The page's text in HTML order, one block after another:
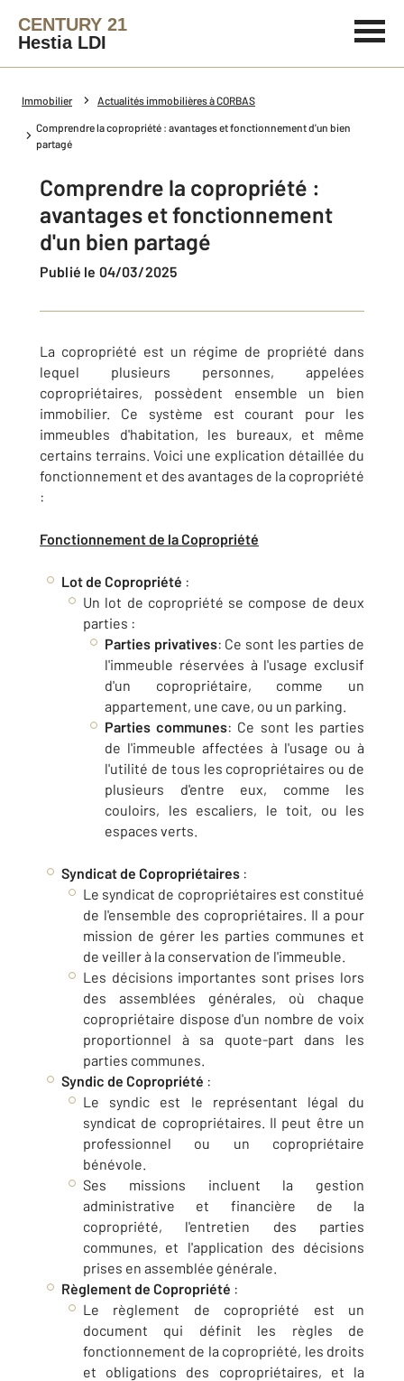
CENTURY 21
Hestia LDI
Immobilier Actualités immobilières à CORBAS
Comprendre la copropriété : avantages et fonctionnement d'un bien
partagé
Comprendre la copropriété :
avantages et fonctionnement
d'un bien partagé
Publié le 04/03/2025
La copropriété est un régime de propriété dans
lequel plusieurs personnes, appelées
copropriétaires, possèdent ensemble un bien
immobilier. Ce système est courant pour les
immeubles d'habitation, les bureaux, et même
certains terrains. Voici une explication détaillée du
fonctionnement et des avantages de la copropriété
:
Fonctionnement de la Copropriété
Lot de Copropriété :
Un lot de copropriété se compose de deux
parties :
Parties privatives: Ce sont les parties de
l'immeuble réservées à l'usage exclusif
d'un copropriétaire, comme un
appartement, une cave, ou un parking.
Parties communes: Ce sont les parties
de l'immeuble affectées à l'usage ou à
l'utilité de tous les copropriétaires ou de
plusieurs d'entre eux, comme les
couloirs, les escaliers, le toit, ou les
espaces verts.
Syndicat de Copropriétaires :
Le syndicat de copropriétaires est constitué
de l'ensemble des copropriétaires. Il a pour
mission de gérer les parties communes et
de veiller à la conservation de l'immeuble.
Les décisions importantes sont prises lors
des assemblées générales, où chaque
copropriétaire dispose d'un nombre de voix
proportionnel à sa quote-part dans les
parties communes.
Syndic de Copropriété :
Le syndic est le représentant légal du
syndicat de copropriétaires. Il peut être un
professionnel ou un copropriétaire
bénévole.
Ses missions incluent la gestion
administrative et financière de la
copropriété, l'entretien des parties
communes, et l'application des décisions
prises en assemblée générale.
Règlement de Copropriété :
Le règlement de copropriété est un
document qui définit les règles de
fonctionnement de la copropriété, les droits
et obligations des copropriétaires, et la